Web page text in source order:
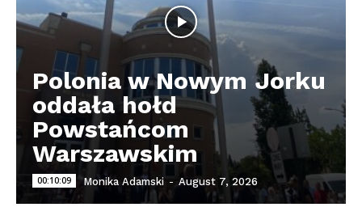
Polonia w Nowym Jorku
oddała hołd
Powstańcom
Warszawskim
00:10:09 Monika Adamski - August 7, 2026